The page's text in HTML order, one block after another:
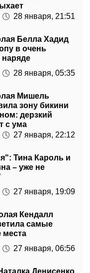
28 января, 21:51
Белла Хадид
в очень
28 января, 05:35
Мишель
зону бикини
дерзкий
с ума
27 января, 22:12
Тина Кароль и
– уже не
27 января, 19:09
Кендалл
самые
места
27 января, 06:56
Денисенко